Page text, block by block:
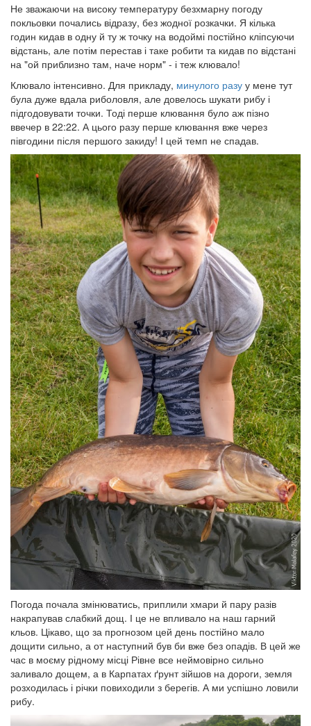
Не зважаючи на високу температуру безхмарну погоду
покльовки почались відразу, без жодної розкачки. Я кілька
годин кидав в одну й ту ж точку на водоймі постійно кліпсуючи
відстань, але потім перестав і таке робити та кидав по відстані
на "ой приблизно там, наче норм" - і теж клювало!
Клювало інтенсивно. Для прикладу, минулого разу у мене тут
була дуже вдала риболовля, але довелось шукати рибу і
підгодовувати точки. Тоді перше клювання було аж пізно
ввечер в 22:22. А цього разу перше клювання вже через
півгодини після першого закиду! І цей темп не спадав.
Погода почала змінюватись, приплили хмари й пару разів
накрапував слабкий дощ. І це не впливало на наш гарний
кльов. Цікаво, що за прогнозом цей день постійно мало
дощити сильно, а от наступний був би вже без опадів. В цей же
час в моєму рідному місці Рівне все неймовірно сильно
заливало дощем, а в Карпатах ґрунт зійшов на дороги, земля
розходилась і річки повиходили з берегів. А ми успішно ловили
рибу.